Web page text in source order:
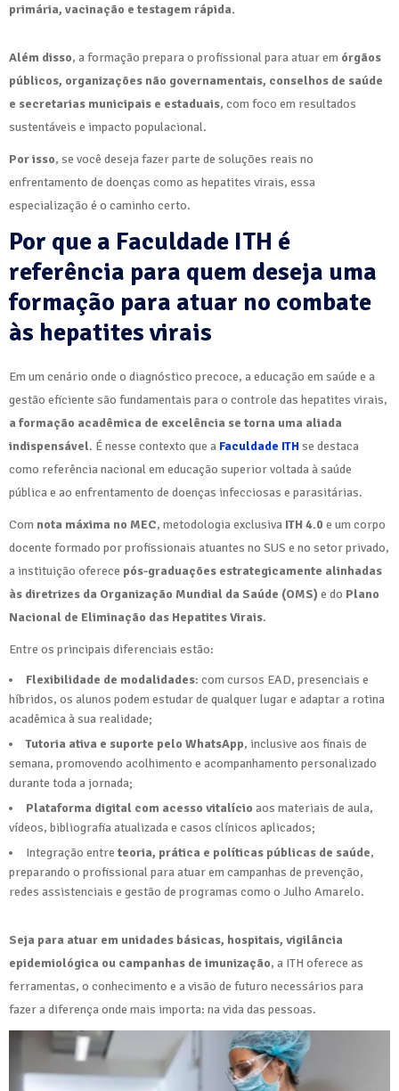
primária, vacinação e testagem rápida.
Além disso, a formação prepara o profissional para atuar em órgãos
públicos, organizações não governamentais, conselhos de saúde
e secretarias municipais e estaduais, com foco em resultados
sustentáveis e impacto populacional.
Por isso, se você deseja fazer parte de soluções reais no
enfrentamento de doenças como as hepatites virais, essa
especialização é o caminho certo.
Por que a Faculdade ITH é
referência para quem deseja uma
formação para atuar no combate
às hepatites virais
Em um cenário onde o diagnóstico precoce, a educação em saúde e a
gestão eficiente são fundamentais para o controle das hepatites virais,
a formação acadêmica de excelência se torna uma aliada
indispensável. É nesse contexto que a Faculdade ITHse destaca
como referência nacional em educação superior voltada à saúde
pública e ao enfrentamento de doenças infecciosas e parasitárias.
Com nota máxima no MEC, metodologia exclusiva ITH 4.0 e um corpo
docente formado por profissionais atuantes no SUS e no setor privado,
a instituição oferece pós-graduações estrategicamente alinhadas
às diretrizes da Organização Mundial da Saúde (OMS) e do Plano
Nacional de Eliminação das Hepatites Virais.
Entre os principais diferenciais estão:
Flexibilidade de modalidades: com cursos EAD, presenciais e
híbridos, os alunos podem estudar de qualquer lugar e adaptar a rotina
acadêmica à sua realidade;
Tutoria ativa e suporte pelo WhatsApp, inclusive aos finais de
semana, promovendo acolhimento e acompanhamento personalizado
durante toda a jornada;
Plataforma digital com acesso vitalício aos materiais de aula,
vídeos, bibliografia atualizada e casos clínicos aplicados;
Integração entre teoria, prática e políticas públicas de saúde,
preparando o profissional para atuar em campanhas de prevenção,
redes assistenciais e gestão de programas como o Julho Amarelo.
Seja para atuar em unidades básicas, hospitais, vigilância
epidemiológica ou campanhas de imunização, a ITH oferece as
ferramentas, o conhecimento e a visão de futuro necessários para
fazer a diferença onde mais importa: na vida das pessoas.